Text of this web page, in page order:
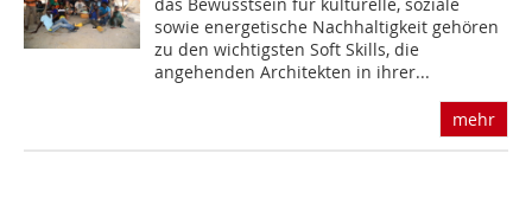
das Bewusstsein für kulturelle, soziale
sowie energetische Nachhaltigkeit gehören
zu den wichtigsten Soft Skills, die
angehenden Architekten in ihrer...
mehr